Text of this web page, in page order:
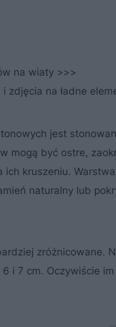
na wiaty >>>
zdjęcia na ładne
jest
mogą być ostre,
kruszeniu.
naturalny lub
zróżnicowane.
i 7 cm. Oczywiście